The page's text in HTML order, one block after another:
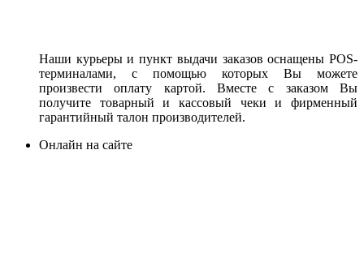
Наши курьеры и пункт выдачи заказов оснащены POS-
терминалами, с помощью которых Вы можете
произвести оплату картой. Вместе с заказом Вы
получите товарный и кассовый чеки и фирменный
гарантийный талон производителей.
Онлайн на сайте